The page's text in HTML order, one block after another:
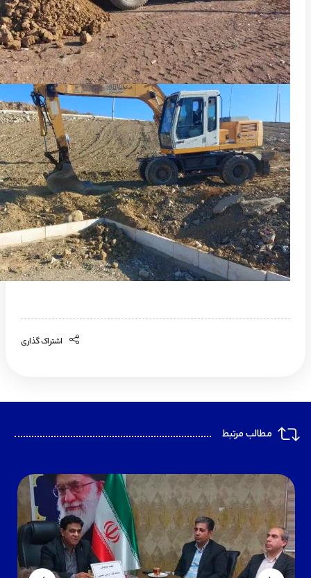
اشتراک گذاری
مطالب مرتبط